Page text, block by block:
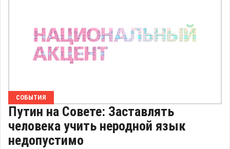
СОБЫТИЯ
Путин на Совете: Заставлять
человека учить неродной язык
недопустимо